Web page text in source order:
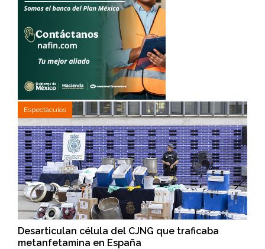
Espectáculos
Desarticulan célula del CJNG que traficaba
metanfetamina en España